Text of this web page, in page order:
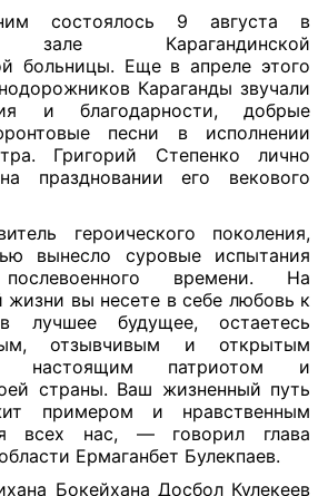
состоялось 9 августа в
зале Карагандинской
больницы. Еще в апреле этого
Караганды звучали
и благодарности, добрые
песни в исполнении
Григорий Степенко лично
праздновании его векового
героического поколения,
вынесло суровые испытания
времени. На
жизни вы несете в себе любовь к
лучшее будущее, остаетесь
отзывчивым и открытым
настоящим патриотом и
страны. Ваш жизненный путь
примером и нравственным
всех нас, — говорил глава
Ермаганбет Булекпаев.
Бокейхана Досбол Кулекеев